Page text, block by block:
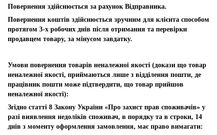
Повернення здійснюється за рахунок Відправника.
Повернення коштів здійснюється зручним для клієнта способом
протягом 3-х робочих днів після отримання та перевірки
продавцем товару, за мінусом завдатку.
Умови повернення товарів неналежної якості (докази що товар
неналежної якості, приймаються лише з відділення пошти, де
працівник пошти може підтвердити, що товар прийшов
неналежної якості):
Згідно статті 8 Закону України «Про захист прав споживачів» у
разі виявлення недоліків споживач, в порядку та в строки, 14
днів з моменту оформлення замовлення, має право вимагати: